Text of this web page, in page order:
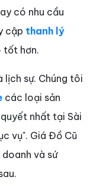
có nhu cầu
cập thanh lý
tốt hơn.
lịch sự. Chúng tôi
các loại sản
nhất tại Sài
vụ". Giá Đồ Cũ
và sứ